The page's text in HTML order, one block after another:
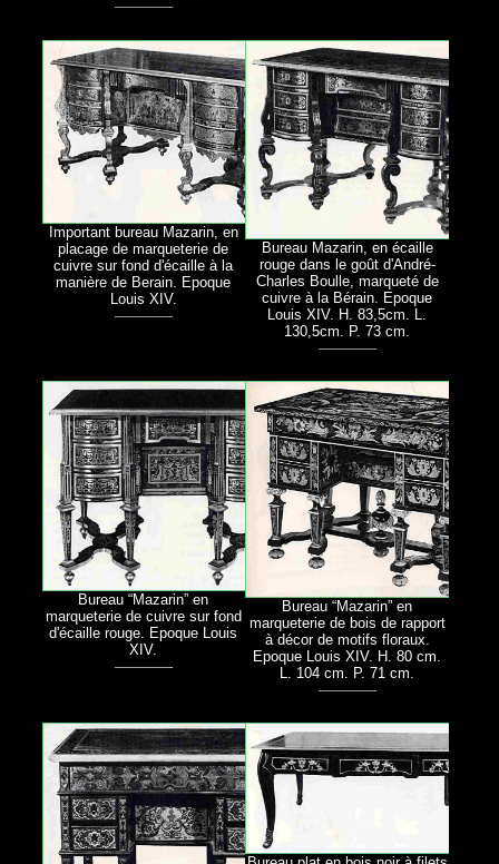
Important bureau Mazarin, en
placage de marqueterie de
cuivre sur fond d'écaille à la
manière de Berain. Epoque
Louis XIV.
Bureau Mazarin, en écaille
rouge dans le goût d'André-
Charles Boulle, marqueté de
cuivre à la Bérain. Epoque
Louis XIV. H. 83,5cm. L.
130,5cm. P. 73 cm.
Bureau “Mazarin” en
marqueterie de cuivre sur fond
d'écaille rouge. Epoque Louis
XIV.
Bureau “Mazarin” en
marqueterie de bois de rapport
à décor de motifs floraux.
Epoque Louis XIV. H. 80 cm.
L. 104 cm. P. 71 cm.